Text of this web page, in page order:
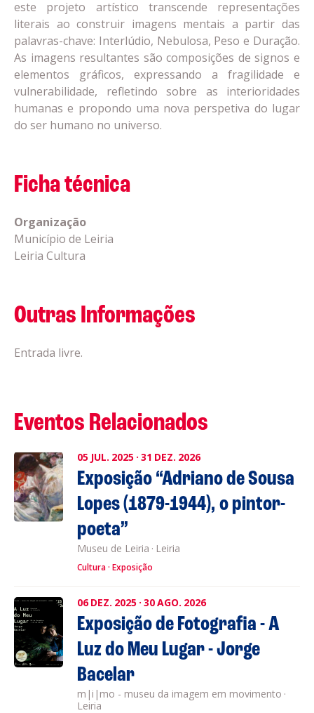
este projeto artístico transcende representações
literais ao construir imagens mentais a partir das
palavras-chave: Interlúdio, Nebulosa, Peso e Duração.
As imagens resultantes são composições de signos e
elementos gráficos, expressando a fragilidade e
vulnerabilidade, refletindo sobre as interioridades
humanas e propondo uma nova perspetiva do lugar
do ser humano no universo.
Ficha técnica
Organização
Município de Leiria
Leiria Cultura
Outras Informações
Entrada livre.
Eventos Relacionados
05 JUL. 2025 · 31 DEZ. 2026
Exposição “Adriano de Sousa
Lopes (1879-1944), o pintor-
poeta”
Museu de Leiria · Leiria
Cultura Exposição
06 DEZ. 2025 · 30AGO. 2026
Exposição de Fotografia - A
Luz do Meu Lugar - Jorge
Bacelar
m|i|mo - museu da imagem em movimento ·
Leiria